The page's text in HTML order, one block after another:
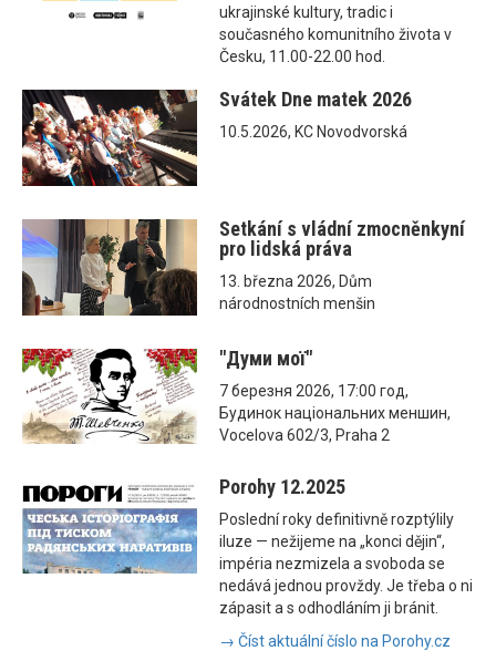
ukrajinské kultury, tradic i
současného komunitního života v
Česku, 11.00-22.00 hod.
Svátek Dne matek 2026
10.5.2026, KC Novodvorská
Setkání s vládní zmocněnkyní
pro lidská práva
13. března 2026, Dům
národnostních menšin
"Думи мої"
7 березня 2026, 17:00 год,
Будинок національних меншин,
Vocelova 602/3, Praha 2
Porohy 12.2025
Poslední roky definitivně rozptýlily
iluze — nežijeme na „konci dějin“,
impéria nezmizela a svoboda se
nedává jednou provždy. Je třeba o ni
zápasit a s odhodláním ji bránit.
→ Číst aktuální číslo na Porohy.cz